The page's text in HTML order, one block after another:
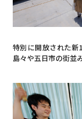
特別に開放された新
島々や五日市の街並